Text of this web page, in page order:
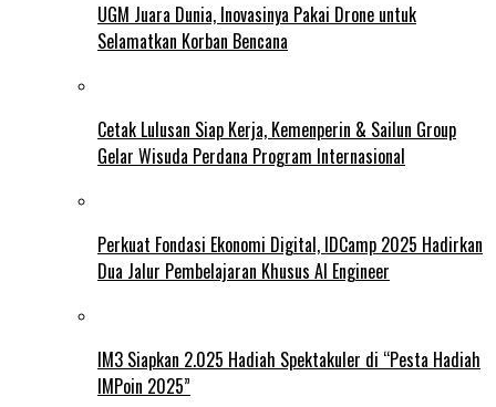
UGM Juara Dunia, Inovasinya Pakai Drone untuk
Selamatkan Korban Bencana
Cetak Lulusan Siap Kerja, Kemenperin & Sailun Group
Gelar Wisuda Perdana Program Internasional
Perkuat Fondasi Ekonomi Digital, IDCamp 2025 Hadirkan
Dua Jalur Pembelajaran Khusus AI Engineer
IM3 Siapkan 2.025 Hadiah Spektakuler di “Pesta Hadiah
IMPoin 2025”